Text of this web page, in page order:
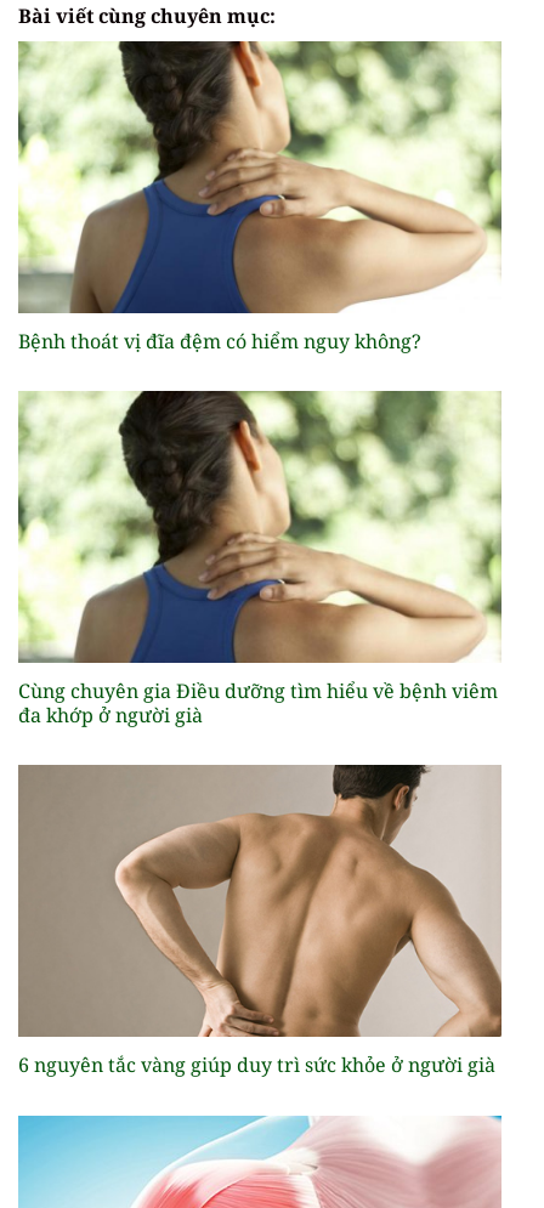
Bài viết cùng chuyên mục:
Bệnh thoát vị đĩa đệm có hiểm nguy không?
Cùng chuyên gia Điều dưỡng tìm hiểu về bệnh viêm
đa khớp ở người già
6 nguyên tắc vàng giúp duy trì sức khỏe ở người già